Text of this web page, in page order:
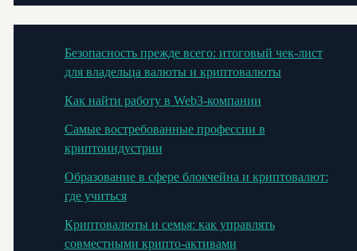
Безопасность прежде всего: итоговый чек-лист
для владельца валюты и криптовалюты
Как найти работу в Web3-компании
Самые востребованные профессии в
криптоиндустрии
Образование в сфере блокчейна и криптовалют:
где учиться
Криптовалюты и семья: как управлять
совместными крипто-активами